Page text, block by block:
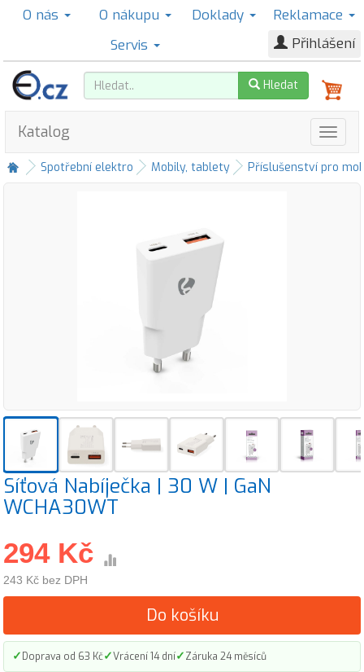
O nás O nákupu Doklady
Reklamace
Servis
Přihlášení
Hledat
Katalog
Spotřební elektro Mobily, tablety Příslušenství pro
Síťová Nabíječka | 30 W | GaN
WCHA30WT
294 Kč
243 Kč bez DPH
Do košíku
✓Doprava od 63 Kč✓Vrácení 14 dní✓Záruka 24 měsíců